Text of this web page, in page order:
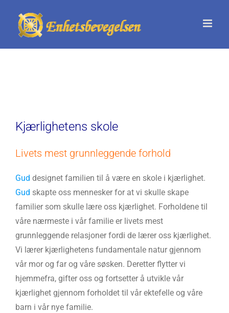
content
Kjærlighetens skole
Livets mest grunnleggende forhold
Gud designet familien til å være en skole i kjærlighet.
Gud skapte oss mennesker for at vi skulle skape
familier som skulle lære oss kjærlighet. Forholdene til
våre nærmeste i vår familie er livets mest
grunnleggende relasjoner fordi de lærer oss kjærlighet.
Vi lærer kjærlighetens fundamentale natur gjennom
vår mor og far og våre søsken. Deretter flytter vi
hjemmefra, gifter oss og fortsetter å utvikle vår
kjærlighet gjennom forholdet til vår ektefelle og våre
barn i vår nye familie.